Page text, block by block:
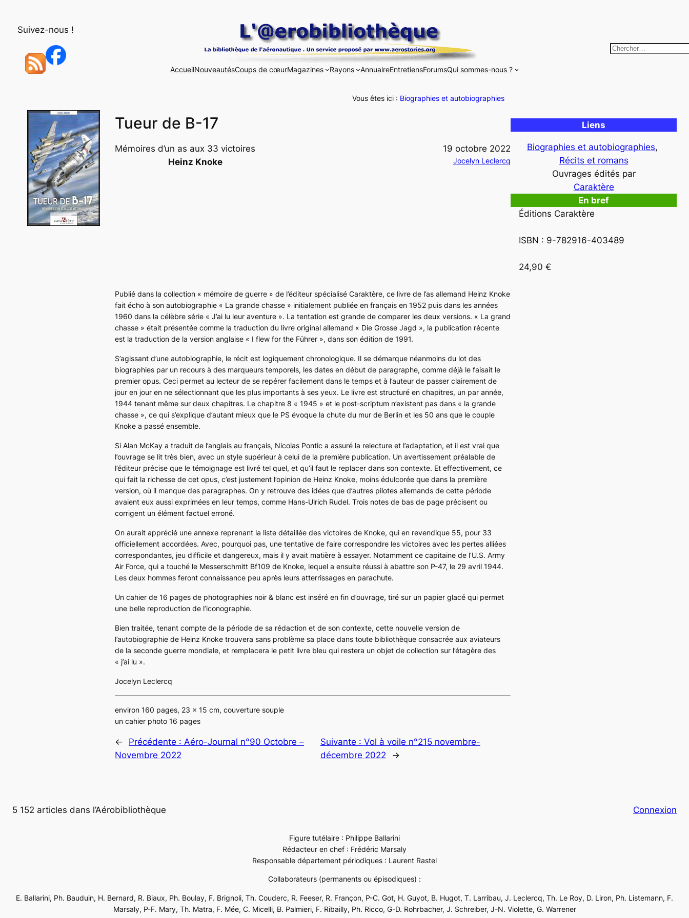
Suivez-nous !
AccueilNouveautésCoups de cœurMagazines Rayons AnnuaireEntretiensForumsQui sommes-nous ?
R
r
c
h
Vous êtes ici : Biographies et autobiographies
Tueur de B-17
Mémoires d’un as aux 33 victoires
Heinz Knoke
19 octobre 2022
Jocelyn Leclercq
Publié dans la collection « mémoire de guerre » de l’éditeur spécialisé Caraktère, ce livre de l’as allemand Heinz Knoke
fait écho à son autobiographie « La grande chasse » initialement publiée en français en 1952 puis dans les années
1960 dans la célèbre série « J’ai lu leur aventure ». La tentation est grande de comparer les deux versions. « La grand
chasse » était présentée comme la traduction du livre original allemand « Die Grosse Jagd », la publication récente
est la traduction de la version anglaise « I flew for the Führer », dans son édition de 1991.
S’agissant d’une autobiographie, le récit est logiquement chronologique. Il se démarque néanmoins du lot des
biographies par un recours à des marqueurs temporels, les dates en début de paragraphe, comme déjà le faisait le
premier opus. Ceci permet au lecteur de se repérer facilement dans le temps et à l’auteur de passer clairement de
jour en jour en ne sélectionnant que les plus importants à ses yeux. Le livre est structuré en chapitres, un par année,
1944 tenant même sur deux chapitres. Le chapitre 8 « 1945 » et le post-scriptum n’existent pas dans « la grande
chasse », ce qui s’explique d’autant mieux que le PS évoque la chute du mur de Berlin et les 50 ans que le couple
Knoke a passé ensemble.
Si Alan McKay a traduit de l’anglais au français, Nicolas Pontic a assuré la relecture et l’adaptation, et il est vrai que
l’ouvrage se lit très bien, avec un style supérieur à celui de la première publication. Un avertissement préalable de
l’éditeur précise que le témoignage est livré tel quel, et qu’il faut le replacer dans son contexte. Et effectivement, ce
qui fait la richesse de cet opus, c’est justement l’opinion de Heinz Knoke, moins édulcorée que dans la première
version, où il manque des paragraphes. On y retrouve des idées que d’autres pilotes allemands de cette période
avaient eux aussi exprimées en leur temps, comme Hans-Ulrich Rudel. Trois notes de bas de page précisent ou
corrigent un élément factuel erroné.
On aurait apprécié une annexe reprenant la liste détaillée des victoires de Knoke, qui en revendique 55, pour 33
officiellement accordées. Avec, pourquoi pas, une tentative de faire correspondre les victoires avec les pertes alliées
correspondantes, jeu difficile et dangereux, mais il y avait matière à essayer. Notamment ce capitaine de l’U.S. Army
Air Force, qui a touché le Messerschmitt Bf109 de Knoke, lequel a ensuite réussi à abattre son P-47, le 29 avril 1944.
Les deux hommes feront connaissance peu après leurs atterrissages en parachute.
Un cahier de 16 pages de photographies noir & blanc est inséré en fin d’ouvrage, tiré sur un papier glacé qui permet
une belle reproduction de l’iconographie.
Bien traitée, tenant compte de la période de sa rédaction et de son contexte, cette nouvelle version de
l’autobiographie de Heinz Knoke trouvera sans problème sa place dans toute bibliothèque consacrée aux aviateurs
de la seconde guerre mondiale, et remplacera le petit livre bleu qui restera un objet de collection sur l’étagère des
« j’ai lu ».
Jocelyn Leclercq
environ 160 pages, 23 x 15 cm, couverture souple
un cahier photo 16 pages
← Précédente : Aéro-Journal n°90 Octobre –
Novembre 2022
Suivante : Vol à voile n°215 novembre-
décembre 2022
→
Liens
Biographies et autobiographies
Récits et romans
Ouvrages édités par
Caraktère
En bref
Éditions Caraktère
ISBN : 9-782916-403489
24,90 €
5 152 articles dans l’Aérobibliothèque Connexion
Figure tutélaire : Philippe Ballarini
Rédacteur en chef : Frédéric Marsaly
Responsable département périodiques : Laurent Rastel
Collaborateurs (permanents ou épisodiques) :
E. Ballarini, Ph. Bauduin, H. Bernard, R. Biaux, Ph. Boulay, F. Brignoli, Th. Couderc, R. Feeser, R. Françon, P-C. Got, H. Guyot, B. Hugot, T. Larribau, J. Leclercq, Th. Le Roy, D. Liron, Ph. Listemann, F.
Marsaly, P-F. Mary, Th. Matra, F. Mée, C. Micelli, B. Palmieri, F. Ribailly, Ph. Ricco, G-D. Rohrbacher, J. Schreiber, J-N. Violette, G. Warrener